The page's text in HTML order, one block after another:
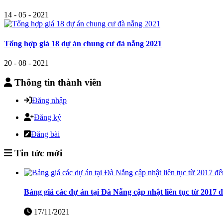
14 - 05 - 2021
Tổng hợp giá 18 dự án chung cư đà nẵng 2021
20 - 08 - 2021
Thông tin thành viên
Đăng nhập
Đăng ký
Đăng bài
Tin tức mới
Bảng giá các dự án tại Đà Nẵng cập nhật liên tục từ 2017
17/11/2021